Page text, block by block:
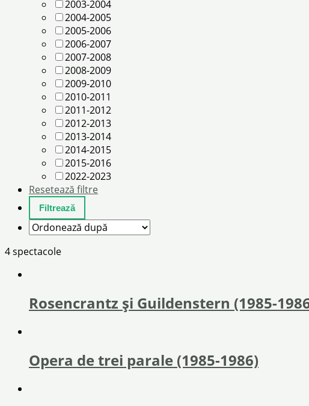
2003-2004
2004-2005
2005-2006
2006-2007
2007-2008
2008-2009
2009-2010
2010-2011
2011-2012
2012-2013
2013-2014
2014-2015
2015-2016
2022-2023
Resetează filtre
4 spectacole
Rosencrantz și Guildenstern (1985-
Opera de trei parale (1985-1986)